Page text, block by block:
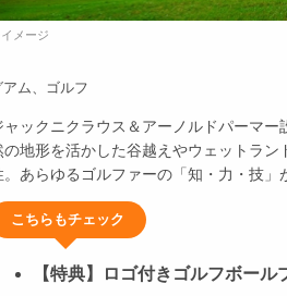
メージ
アム、ゴルフ
ャックニクラウス＆アーノルドパーマ
の地形を活かした谷越えやウェットラ
。あらゆるゴルファーの「知・力・技」
こちらもチェック
【特典】ロゴ付きゴルフボー